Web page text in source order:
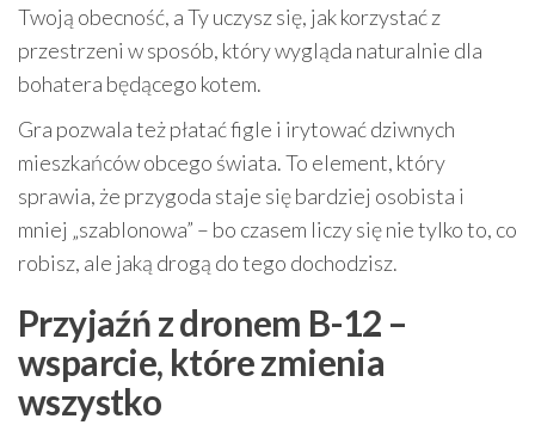
Twoją obecność, a Ty uczysz się, jak korzystać z
przestrzeni w sposób, który wygląda naturalnie dla
bohatera będącego kotem.
Gra pozwala też płatać figle i irytować dziwnych
mieszkańców obcego świata. To element, który
sprawia, że przygoda staje się bardziej osobista i
mniej „szablonowa” – bo czasem liczy się nie tylko to, co
robisz, ale jaką drogą do tego dochodzisz.
Przyjaźń z dronem B-12 –
wsparcie, które zmienia
wszystko